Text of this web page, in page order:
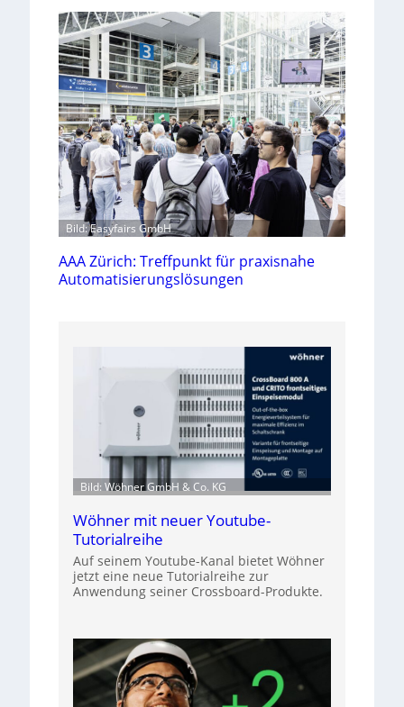
Bild: Easyfairs GmbH
AAA Zürich: Treffpunkt für praxisnahe
Automatisierungslösungen
Bild: Wöhner GmbH & Co. KG
Wöhner mit neuer Youtube-
Tutorialreihe
Auf seinem Youtube-Kanal bietet Wöhner
jetzt eine neue Tutorialreihe zur
Anwendung seiner Crossboard-Produkte.